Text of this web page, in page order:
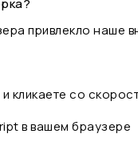
привлекло наше
кликаете со
в вашем браузере